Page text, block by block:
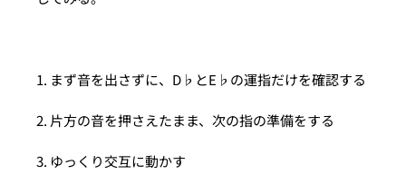
1. まず音を出さずに、D♭とE♭の運指だけを確認する
2. 片方の音を押さえたまま、次の指の準備をする
3. ゆっくり交互に動かす